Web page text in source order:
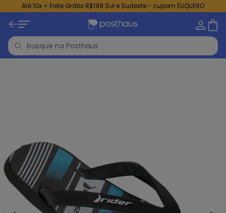
Até 10x + Frete Grátis R$199 Sul e Sudeste - cupom EUQUERO